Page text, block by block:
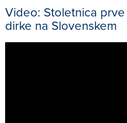
Video: Stoletnica
dirke na Slovenskem